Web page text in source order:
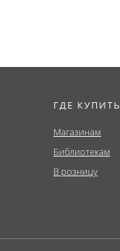
ГДЕ КУПИТЬ
Магазинам
Библиотекам
В розницу